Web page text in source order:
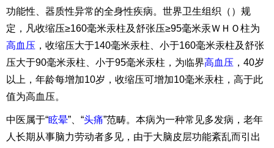
功能性、器质性异常的全身性疾病。世界卫生组织（）规
定，凡收缩压≥160毫米汞柱及舒张压≥95毫米汞ＷＨＯ柱为
高血压 ，收缩压大于140毫米汞柱、小于160毫米汞柱及舒张
压大于90毫米汞柱、小于95毫米汞柱，为临界高血压 ，40岁
以上，年龄每增加10岁，收缩压可增加10毫米汞柱，高于此
值为高血压。
中医属于“眩晕”、“头痛”范畴。本病为一种常见多发病，老年
人长期从事脑力劳动者多见，由于大脑皮层功能紊乱而引出